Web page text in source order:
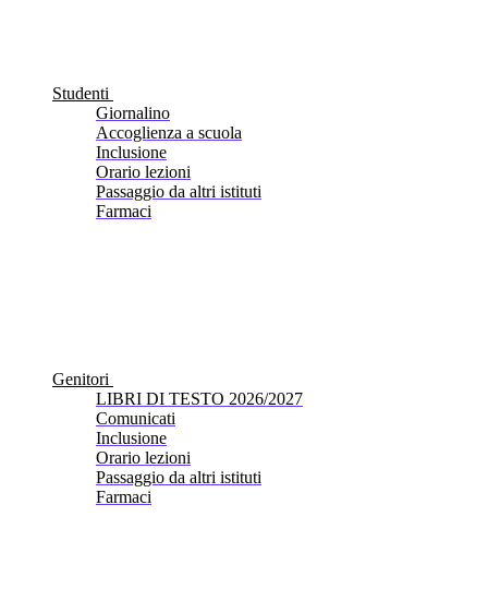
Studenti
Giornalino
Accoglienza a scuola
Inclusione
Orario lezioni
Passaggio da altri istituti
Farmaci
Genitori
LIBRI DI TESTO 2026/2027
Comunicati
Inclusione
Orario lezioni
Passaggio da altri istituti
Farmaci